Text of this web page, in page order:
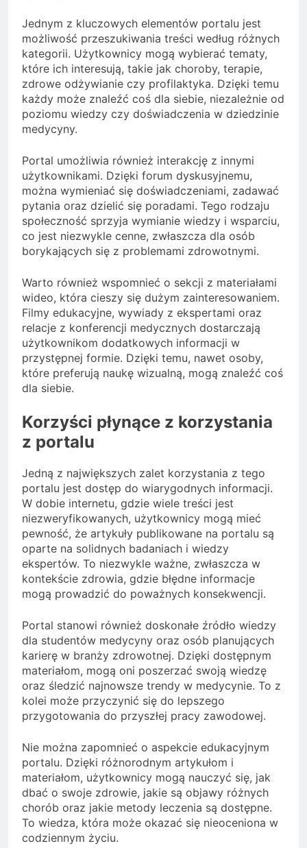
Jednym z kluczowych elementów portalu jest
możliwość przeszukiwania treści według różnych
kategorii. Użytkownicy mogą wybierać tematy,
które ich interesują, takie jak choroby, terapie,
zdrowe odżywianie czy profilaktyka. Dzięki temu
każdy może znaleźć coś dla siebie, niezależnie od
poziomu wiedzy czy doświadczenia w dziedzinie
medycyny.
Portal umożliwia również interakcję z innymi
użytkownikami. Dzięki forum dyskusyjnemu,
można wymieniać się doświadczeniami, zadawać
pytania oraz dzielić się poradami. Tego rodzaju
społeczność sprzyja wymianie wiedzy i wsparciu,
co jest niezwykle cenne, zwłaszcza dla osób
borykających się z problemami zdrowotnymi.
Warto również wspomnieć o sekcji z materiałami
wideo, która cieszy się dużym zainteresowaniem.
Filmy edukacyjne, wywiady z ekspertami oraz
relacje z konferencji medycznych dostarczają
użytkownikom dodatkowych informacji w
przystępnej formie. Dzięki temu, nawet osoby,
które preferują naukę wizualną, mogą znaleźć coś
dla siebie.
Korzyści płynące z korzystania
z portalu
Jedną z największych zalet korzystania z tego
portalu jest dostęp do wiarygodnych informacji.
W dobie internetu, gdzie wiele treści jest
niezweryfikowanych, użytkownicy mogą mieć
pewność, że artykuły publikowane na portalu są
oparte na solidnych badaniach i wiedzy
ekspertów. To niezwykle ważne, zwłaszcza w
kontekście zdrowia, gdzie błędne informacje
mogą prowadzić do poważnych konsekwencji.
Portal stanowi również doskonałe źródło wiedzy
dla studentów medycyny oraz osób planujących
karierę w branży zdrowotnej. Dzięki dostępnym
materiałom, mogą oni poszerzać swoją wiedzę
oraz śledzić najnowsze trendy w medycynie. To z
kolei może przyczynić się do lepszego
przygotowania do przyszłej pracy zawodowej.
Nie można zapomnieć o aspekcie edukacyjnym
portalu. Dzięki różnorodnym artykułom i
materiałom, użytkownicy mogą nauczyć się, jak
dbać o swoje zdrowie, jakie są objawy różnych
chorób oraz jakie metody leczenia są dostępne.
To wiedza, która może okazać się nieoceniona w
codziennym życiu.